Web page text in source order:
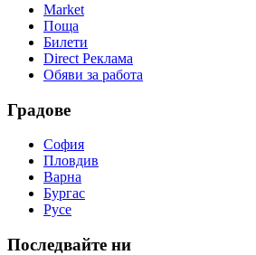
Market
Поща
Билети
Direct Реклама
Обяви за работа
Градове
София
Пловдив
Варна
Бургас
Русе
Последвайте ни